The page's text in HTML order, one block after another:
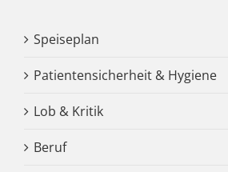
Speiseplan
Patientensicherheit & Hygiene
Lob & Kritik
Beruf